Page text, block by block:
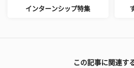
インターンシップ特集
この記事に関連す